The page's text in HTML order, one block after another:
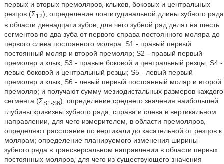
первых и вторых премоляров, клыков, боковых и центральных
резцов (Σ12), определение лонгитудинальной длины зубного ряда
в области двенадцати зубов, для чего зубной ряд делят на шесть
сегментов по два зуба от первого справа постоянного моляра до
первого слева постоянного моляра: S1 - правый первый
постоянный моляр и второй премоляр; S2 - правый первый
премоляр и клык; S3 - правые боковой и центральный резцы; S4 -
левые боковой и центральный резцы; S5 - левый первый
премоляр и клык; S6 - левый первый постоянный моляр и второй
премоляр; и получают сумму мезиодистальных размеров каждого
сегмента (ΣS1-S6); определение среднего значения наибольшей
глубины кривизны зубного ряда, справа и слева в вертикальном
направлении, для чего измерителем, в области премоляров,
определяют расстояние по вертикали до касательной от резцов к
молярам; определение планируемого изменения ширины
зубного ряда в трансверсальном направлении в области первых
постоянных моляров, для чего из существующего значения